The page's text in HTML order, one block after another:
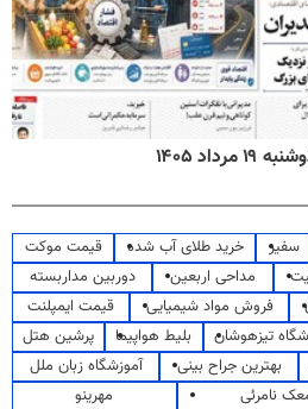
۱۴۰۵
سفیر خرید طلای آب شده
قیمت موکت
مداحی اربعین
دوربین مداربسته
فروش مواد شیمیایی
قیمت ایمپلنت
تیزهوشان بلیط هواپیما
پرشین هتل
بهترین جراح بینی
آموزشگاه زبان ملل
نامرئی
مهرینو